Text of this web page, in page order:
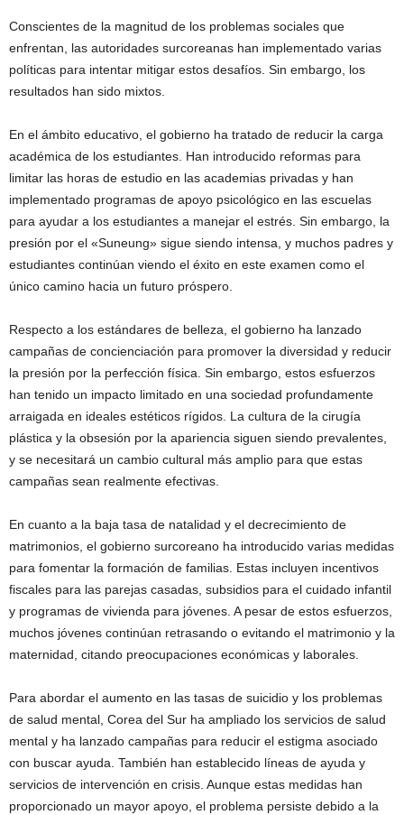
Conscientes de la magnitud de los problemas sociales que
enfrentan, las autoridades surcoreanas han implementado varias
políticas para intentar mitigar estos desafíos. Sin embargo, los
resultados han sido mixtos.
En el ámbito educativo, el gobierno ha tratado de reducir la carga
académica de los estudiantes. Han introducido reformas para
limitar las horas de estudio en las academias privadas y han
implementado programas de apoyo psicológico en las escuelas
para ayudar a los estudiantes a manejar el estrés. Sin embargo, la
presión por el «Suneung» sigue siendo intensa, y muchos padres y
estudiantes continúan viendo el éxito en este examen como el
único camino hacia un futuro próspero.
Respecto a los estándares de belleza, el gobierno ha lanzado
campañas de concienciación para promover la diversidad y reducir
la presión por la perfección física. Sin embargo, estos esfuerzos
han tenido un impacto limitado en una sociedad profundamente
arraigada en ideales estéticos rígidos. La cultura de la cirugía
plástica y la obsesión por la apariencia siguen siendo prevalentes,
y se necesitará un cambio cultural más amplio para que estas
campañas sean realmente efectivas.
En cuanto a la baja tasa de natalidad y el decrecimiento de
matrimonios, el gobierno surcoreano ha introducido varias medidas
para fomentar la formación de familias. Estas incluyen incentivos
fiscales para las parejas casadas, subsidios para el cuidado infantil
y programas de vivienda para jóvenes. A pesar de estos esfuerzos,
muchos jóvenes continúan retrasando o evitando el matrimonio y la
maternidad, citando preocupaciones económicas y laborales.
Para abordar el aumento en las tasas de suicidio y los problemas
de salud mental, Corea del Sur ha ampliado los servicios de salud
mental y ha lanzado campañas para reducir el estigma asociado
con buscar ayuda. También han establecido líneas de ayuda y
servicios de intervención en crisis. Aunque estas medidas han
proporcionado un mayor apoyo, el problema persiste debido a la